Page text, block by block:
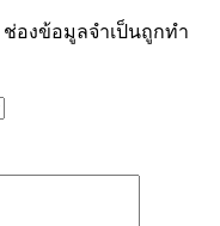
ช่องข้อมูลจำเป็นถูกทำ